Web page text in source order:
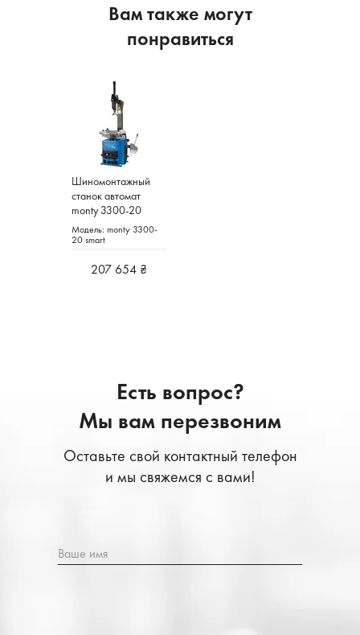
Вам также могут
понравиться
Шиномонтажный
станок автомат
monty 3300-20
smart HOFMANN
Германия
Модель: monty 3300-
20 smart
207 654 ₴
Есть вопрос?
Мы вам перезвоним
Оставьте свой контактный телефон
и мы свяжемся с вами!
Ваше имя